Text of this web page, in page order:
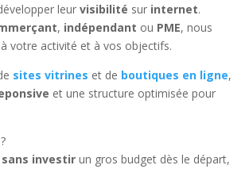
leurvisibilité sur internet.
, indépendant ou PME, nous
votre activité et à vos objectifs.
sites vitrines et de boutiques en ligne,
et une structure optimisée pour
sans investir un gros budget dès le départ,